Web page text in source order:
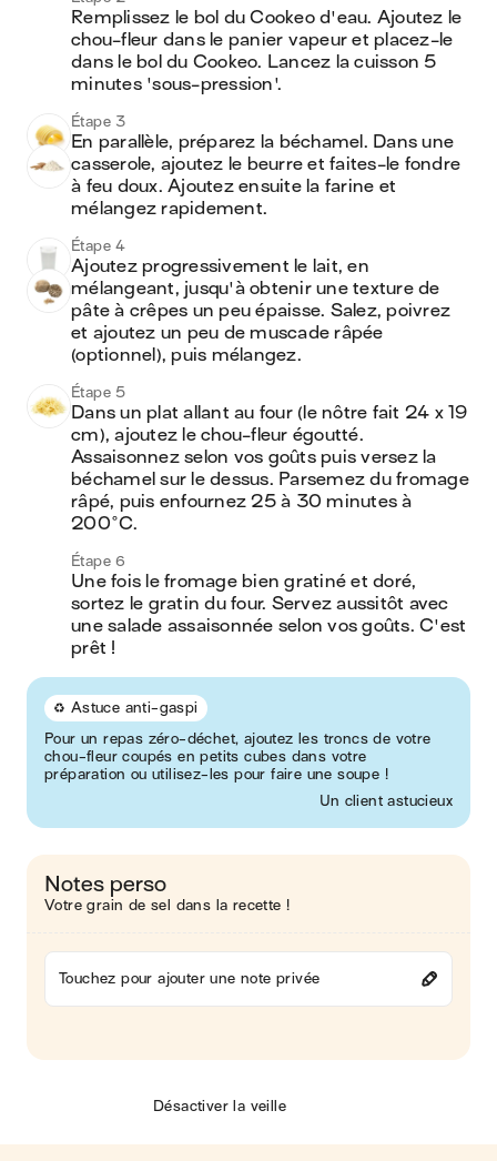
Remplissez le bol du Cookeo d'eau. Ajoutez le
chou-fleur dans le panier vapeur et placez-le
dans le bol du Cookeo. Lancez la cuisson 5
minutes 'sous-pression'.
Étape 3
En parallèle, préparez la béchamel. Dans une
casserole, ajoutez le beurre et faites-le fondre
à feu doux. Ajoutez ensuite la farine et
mélangez rapidement.
Étape 4
Ajoutez progressivement le lait, en
mélangeant, jusqu'à obtenir une texture de
pâte à crêpes un peu épaisse. Salez, poivrez
et ajoutez un peu de muscade râpée
(optionnel), puis mélangez.
Étape 5
Dans un plat allant au four (le nôtre fait 24 x 19
cm), ajoutez le chou-fleur égoutté.
Assaisonnez selon vos goûts puis versez la
béchamel sur le dessus. Parsemez du fromage
râpé, puis enfournez 25 à 30 minutes à
200°C.
Étape 6
Une fois le fromage bien gratiné et doré,
sortez le gratin du four. Servez aussitôt avec
une salade assaisonnée selon vos goûts. C'est
prêt !
♻️ Astuce anti-gaspi
Pour un repas zéro-déchet, ajoutez les troncs de votre
chou-fleur coupés en petits cubes dans votre
préparation ou utilisez-les pour faire une soupe !
Un client astucieux
Notes perso
Votre grain de sel dans la recette !
Touchez pour ajouter une note privée
Désactiver la veille